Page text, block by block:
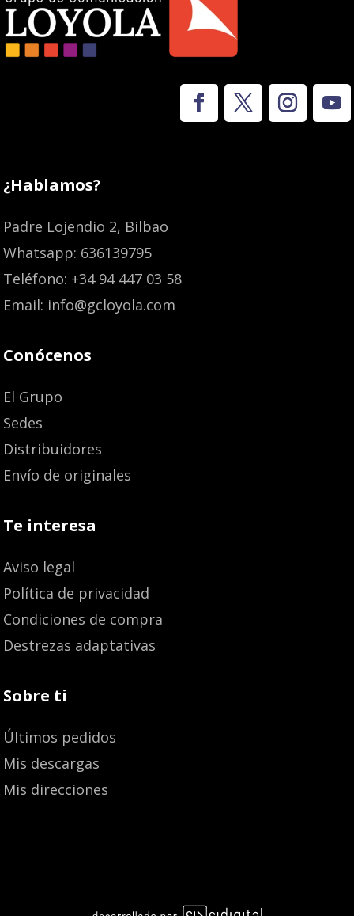
¿Hablamos?
Padre Lojendio 2, Bilbao
Whatsapp: 636139795
Teléfono: +34 94 447 03 58
Email: info@gcloyola.com
Conócenos
El Grupo
Sedes
Distribuidores
Envío de originales
Te interesa
Aviso legal
Política de privacidad
Condiciones de compra
Destrezas adaptativas
Sobre ti
Últimos pedidos
Mis descargas
Mis direcciones